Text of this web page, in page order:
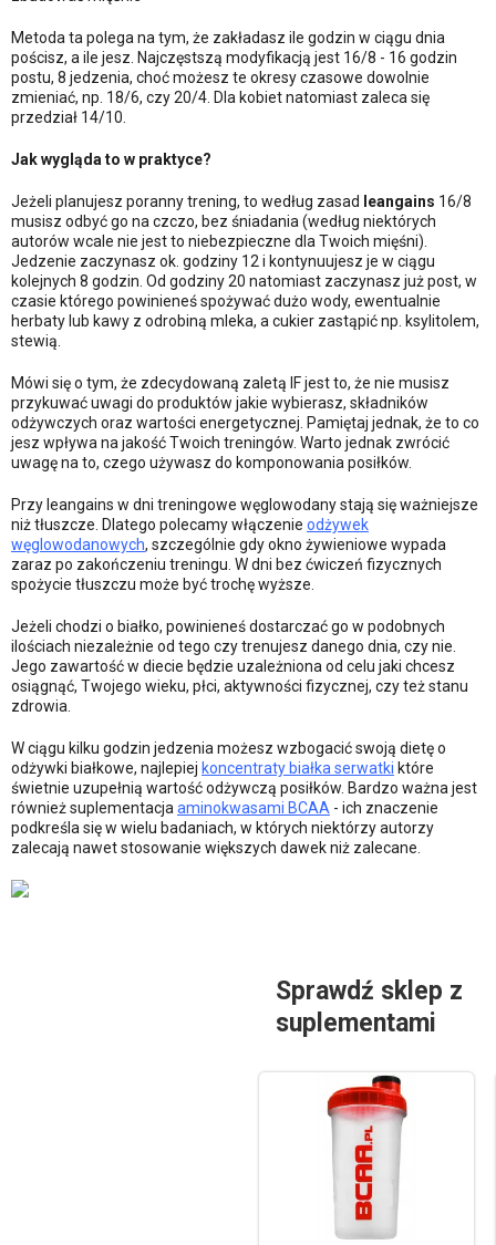
Metoda ta polega na tym, że zakładasz ile godzin w ciągu dnia
pościsz, a ile jesz. Najczęstszą modyfikacją jest 16/8 - 16 godzin
postu, 8 jedzenia, choć możesz te okresy czasowe dowolnie
zmieniać, np. 18/6, czy 20/4. Dla kobiet natomiast zaleca się
przedział 14/10.
Jak wygląda to w praktyce?
Jeżeli planujesz poranny trening, to według zasad leangains 16/8
musisz odbyć go na czczo, bez śniadania (według niektórych
autorów wcale nie jest to niebezpieczne dla Twoich mięśni).
Jedzenie zaczynasz ok. godziny 12 i kontynuujesz je w ciągu
kolejnych 8 godzin. Od godziny 20 natomiast zaczynasz już post, w
czasie którego powinieneś spożywać dużo wody, ewentualnie
herbaty lub kawy z odrobiną mleka, a cukier zastąpić np. ksylitolem,
stewią.
Mówi się o tym, że zdecydowaną zaletą IF jest to, że nie musisz
przykuwać uwagi do produktów jakie wybierasz, składników
odżywczych oraz wartości energetycznej. Pamiętaj jednak, że to co
jesz wpływa na jakość Twoich treningów. Warto jednak zwrócić
uwagę na to, czego używasz do komponowania posiłków.
Przy leangains w dni treningowe węglowodany stają się ważniejsze
niż tłuszcze. Dlatego polecamy włączenie odżywek
węglowodanowych, szczególnie gdy okno żywieniowe wypada
zaraz po zakończeniu treningu. W dni bez ćwiczeń fizycznych
spożycie tłuszczu może być trochę wyższe.
Jeżeli chodzi o białko, powinieneś dostarczać go w podobnych
ilościach niezależnie od tego czy trenujesz danego dnia, czy nie.
Jego zawartość w diecie będzie uzależniona od celu jaki chcesz
osiągnąć, Twojego wieku, płci, aktywności fizycznej, czy też stanu
zdrowia.
W ciągu kilku godzin jedzenia możesz wzbogacić swoją dietę o
odżywki białkowe, najlepiej koncentraty białka serwatki które
świetnie uzupełnią wartość odżywczą posiłków. Bardzo ważna jest
również suplementacja aminokwasami BCAA - ich znaczenie
podkreśla się w wielu badaniach, w których niektórzy autorzy
zalecają nawet stosowanie większych dawek niż zalecane.
Sprawdź sklep z
suplementami